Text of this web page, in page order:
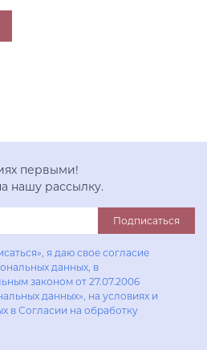
первыми!
нашу рассылку.
Подписаться
я даю свое согласие
данных, в
законом от 27.07.2006
данных», на условиях и
в Согласии на обработку